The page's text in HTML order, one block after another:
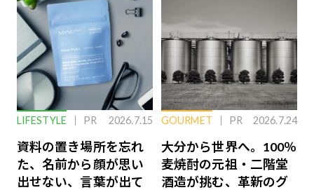
LIFESTYLE PR 2026.7.15
資料の置き場所を忘れ
た、名前から顔が思い
出せない、言葉が出て
GOURMET PR 2026.7.24
大分から世界へ。100％
麦焼酎の元祖・二階堂
酒造が挑む、革新のグ